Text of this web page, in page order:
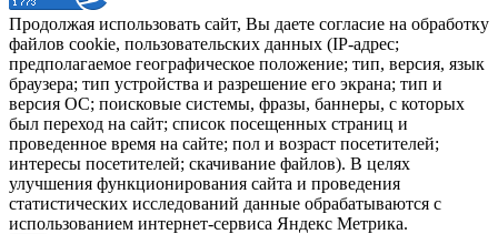
Продолжая использовать сайт, Вы даете согласие на обработку
файлов cookie, пользовательских данных (IP-адрес;
предполагаемое географическое положение; тип, версия, язык
браузера; тип устройства и разрешение его экрана; тип и
версия ОС; поисковые системы, фразы, баннеры, с которых
был переход на сайт; список посещенных страниц и
проведенное время на сайте; пол и возраст посетителей;
интересы посетителей; скачивание файлов). В целях
улучшения функционирования сайта и проведения
статистических исследований данные обрабатываются с
использованием интернет-сервиса Яндекс Метрика.